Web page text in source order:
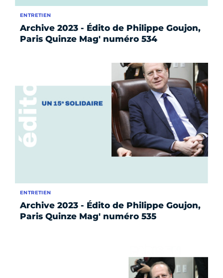
Archive 2023 - Édito de Philippe Goujon,
Paris Quinze Mag' numéro 534
ENTRETIEN
Archive 2023 - Édito de Philippe Goujon,
Paris Quinze Mag' numéro 535
ENTRETIEN